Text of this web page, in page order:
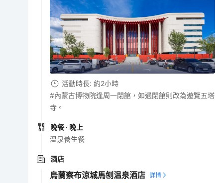
活動時長: 約2小時
#內蒙古博物院逢周一閉館，如遇閉館則改為遊覽五塔
寺。
晚餐 · 晚上
溫泉養生餐
酒店
烏蘭察布涼城馬刨温泉酒店